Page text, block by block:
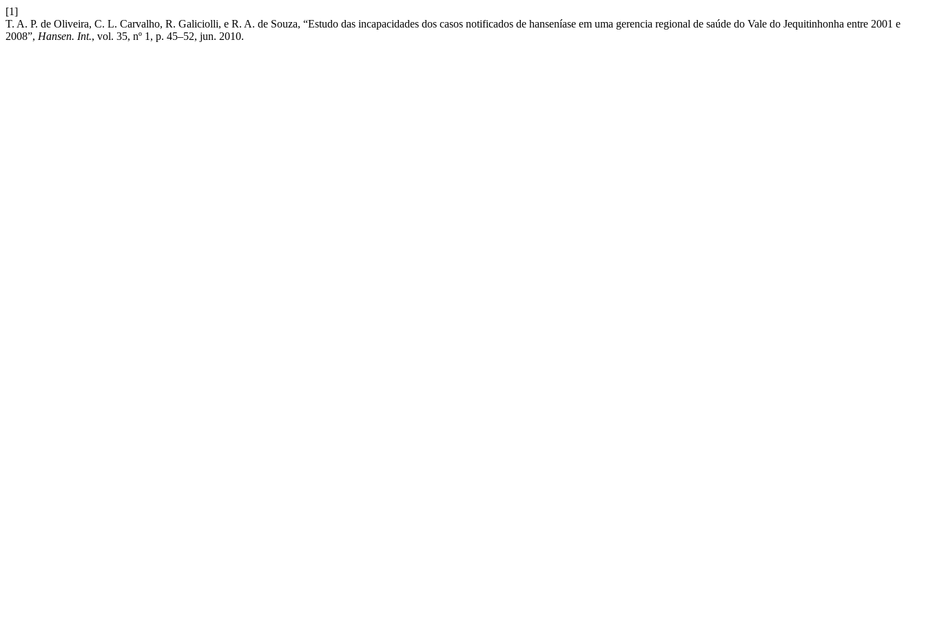
[1]
T. A. P. de Oliveira, C. L. Carvalho, R. Galiciolli, e R. A. de Souza, “Estudo das incapacidades dos casos notificados de hanseníase em uma gerencia regional de saúde do Vale do Jequitinhonha entre 2001 e
2008”, Hansen. Int., vol. 35, nº 1, p. 45–52, jun. 2010.